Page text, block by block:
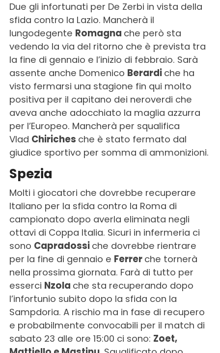
Due gli infortunati per De Zerbi in vista della
sfida contro la Lazio. Mancherà il
lungodegente Romagna che però sta
vedendo la via del ritorno che è prevista tra
la fine di gennaio e l’inizio di febbraio. Sarà
assente anche Domenico Berardi che ha
visto fermarsi una stagione fin qui molto
positiva per il capitano dei neroverdi che
aveva anche adocchiato la maglia azzurra
per l’Europeo. Mancherà per squalifica
Vlad Chiriches che è stato fermato dal
giudice sportivo per somma di ammonizioni.
Spezia
Molti i giocatori che dovrebbe recuperare
Italiano per la sfida contro la Roma di
campionato dopo averla eliminata negli
ottavi di Coppa Italia. Sicuri in infermeria ci
sono Capradossi che dovrebbe rientrare
per la fine di gennaio e Ferrer che tornerà
nella prossima giornata. Farà di tutto per
esserci Nzola che sta recuperando dopo
l’infortunio subito dopo la sfida con la
Sampdoria. A rischio ma in fase di recupero
e probabilmente convocabili per il match di
sabato 23 alle ore 15:00 ci sono: Zoet,